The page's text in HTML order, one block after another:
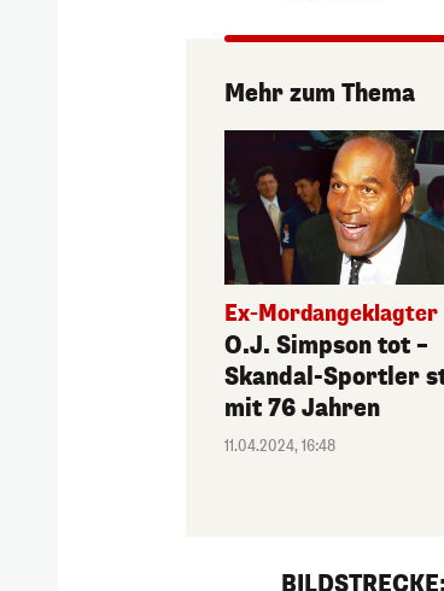
Mehr zum Thema
Ex-Mordangeklagter
O.J. Simpson tot –
Skandal-Sportler
mit 76 Jahren
11.04.2024, 16:48
1/231